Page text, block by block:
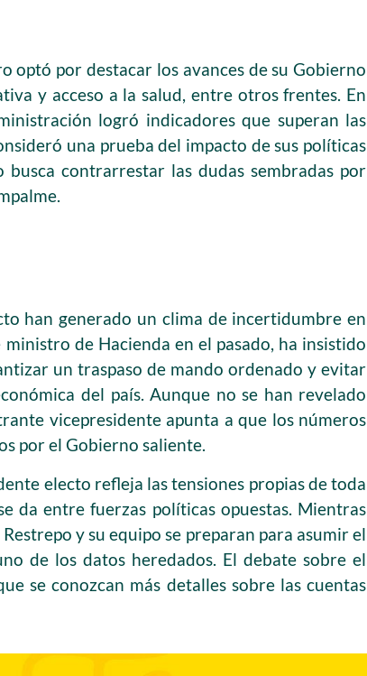
optó por destacar los avances de su Gobierno
y acceso a la salud, entre otros frentes. En
logró indicadores que superan las
una prueba del impacto de sus políticas
contrarrestar las dudas sembradas por
han generado un clima de incertidumbre en
de Hacienda en el pasado, ha insistido
un traspaso de mando ordenado y evitar
del país. Aunque no se han revelado
vicepresidente apunta a que los números
por el Gobierno saliente.
electo refleja las tensiones propias de toda
da entre fuerzas políticas opuestas. Mientras
y su equipo se preparan para asumir el
de los datos heredados. El debate sobre el
se conozcan más detalles sobre las cuentas